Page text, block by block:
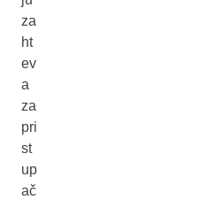
za
ht
ev
a
za
pri
st
up
ač